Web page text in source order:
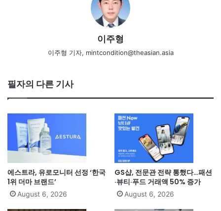
이주형
이주형 기자, mintcondition@theasian.asia
필자의 다른 기사
에스트라, 유로모니터 선정 ‘한국
1위 더마 브랜드’
August 6, 2026
GS샵, 전문관 전략 통했다…패션
·뷰티·푸드 거래액 50% 증가
August 6, 2026